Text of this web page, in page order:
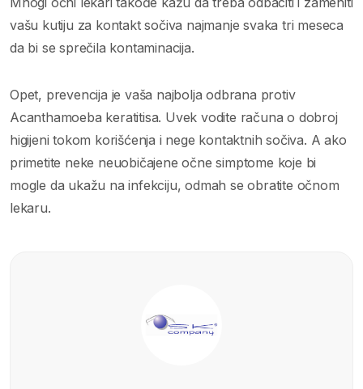
vašu kutiju za kontakt sočiva najmanje svaka tri meseca
da bi se sprečila kontaminacija.
Opet, prevencija je vaša najbolja odbrana protiv
Acanthamoeba keratitisa. Uvek vodite računa o dobroj
higijeni tokom korišćenja i nege kontaktnih sočiva. A ako
primetite neke neuobičajene očne simptome koje bi
mogle da ukažu na infekciju, odmah se obratite očnom
lekaru.